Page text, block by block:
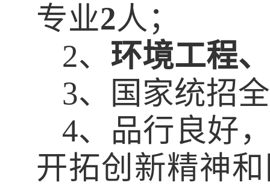
专业2人；
2、 环境工程
3、国家统招
4、品行良好
开拓创新精神